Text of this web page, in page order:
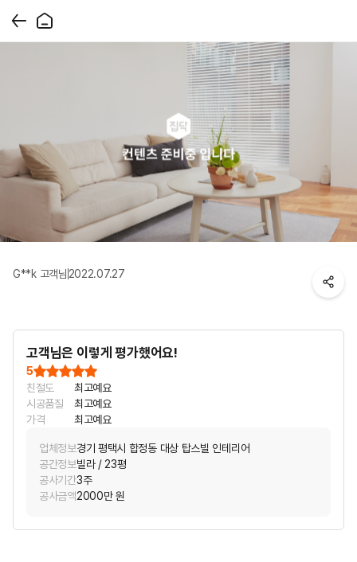
G**k 고객님 2022.07.27
고객님은 이렇게 평가했어요!
5
친절도
최고예요
시공품질
최고예요
가격
최고예요
업체정보경기 평택시 합정동 대상 탑스빌 인테리어
공간정보빌라 / 23평
공사기간3주
공사금액2000만 원